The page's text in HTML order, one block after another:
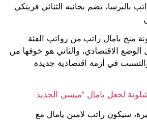
بالبرسا، تضم بجانبه الثنائي فرينكي
منح يامال راتب من رواتب الفئة
الوضع الاقتصادي، والثاني هو خوفها من
في أزمة اقتصادية جديدة
سيكون راتب لامين يامال مع